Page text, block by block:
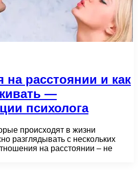
расстоянии и как
—
психолога
происходят в жизни
разглядывать с нескольких
на расстоянии – не